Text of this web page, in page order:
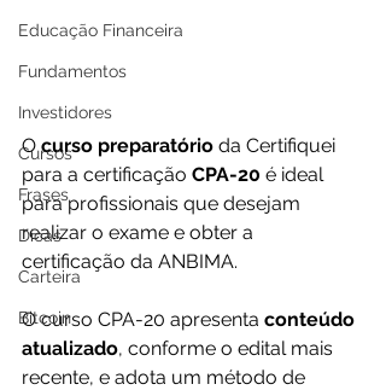
Educação Financeira
Fundamentos
Investidores
Cursos
Frases
Dicas
Carteira
Bitcoin
O curso preparatório da Certifiquei
para a certificação CPA-20 é ideal
para profissionais que desejam
realizar o exame e obter a
certificação da ANBIMA.
O curso CPA-20 apresenta conteúdo
atualizado, conforme o edital mais
recente, e adota um método de